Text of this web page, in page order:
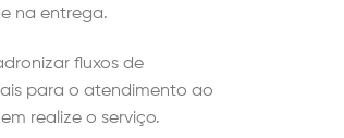
na entrega.
fluxos de
para o atendimento ao
realize o serviço.